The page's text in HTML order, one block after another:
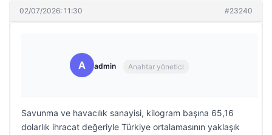
02/07/2026: 11:30 #23240
A admin Anahtar yönetici
Savunma ve havacılık sanayisi, kilogram başına 65,16
dolarlık ihracat değeriyle Türkiye ortalamasının yaklaşık